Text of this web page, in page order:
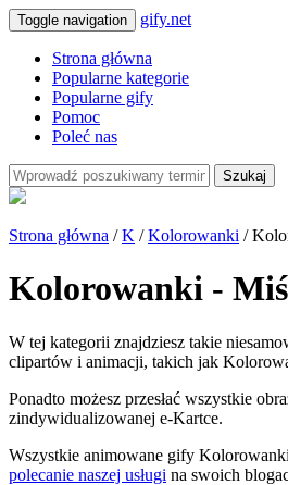
Toggle navigation gify.net
Strona główna
Popularne kategorie
Popularne gify
Pomoc
Poleć nas
Szukaj
Strona główna /K /Kolorowanki /
Kolorowanki -
W tej kategorii znajdziesz takie
clipartów i animacji, takich jak
Ponadto możesz przesłać wszystkie
zindywidualizowanej e-Kartce.
Wszystkie animowane gify
polecanie naszej usługi na swoich